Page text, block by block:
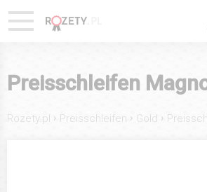
Preisschleifen
Rozety.pl › Preisschleifen › Gold ›